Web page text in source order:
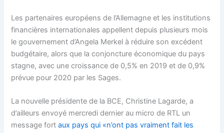
Les partenaires européens de l’Allemagne et les institutions
financières internationales appellent depuis plusieurs mois
le gouvernement d’Angela Merkel à réduire son excédent
budgétaire, alors que la conjoncture économique du pays
stagne, avec une croissance de 0,5% en 2019 et de 0,9%
prévue pour 2020 par les Sages.
La nouvelle présidente de la BCE, Christine Lagarde, a
d’ailleurs envoyé mercredi dernier au micro de RTL un
message fort aux pays qui «n’ont pas vraiment fait les